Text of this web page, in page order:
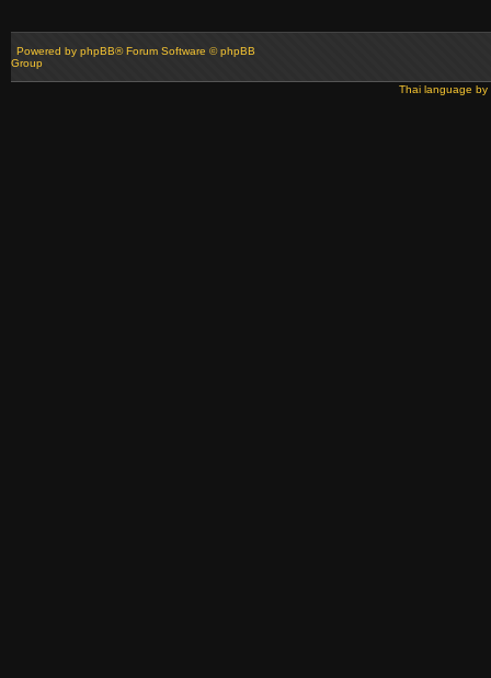
Powered by phpBB® Forum Software © phpBB
Group
Thai language by